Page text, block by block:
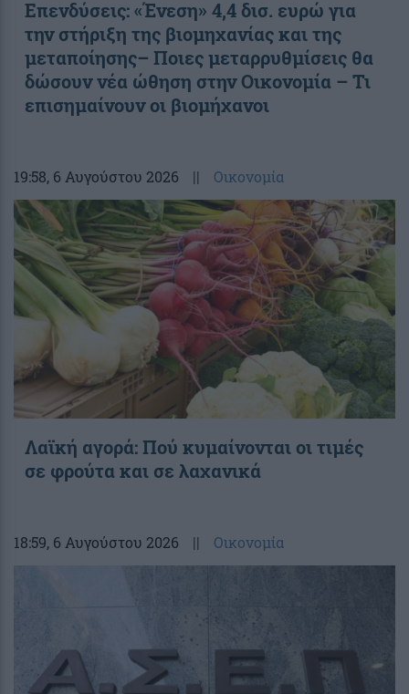
Επενδύσεις: «Ένεση» 4,4 δισ. ευρώ για
την στήριξη της βιομηχανίας και της
μεταποίησης– Ποιες μεταρρυθμίσεις θα
δώσουν νέα ώθηση στην Οικονομία – Τι
επισημαίνουν οι βιομήχανοι
19:58, 6 Αυγούστου 2026 || Οικονομία
Λαϊκή αγορά: Πού κυμαίνονται οι τιμές
σε φρούτα και σε λαχανικά
18:59, 6 Αυγούστου 2026 || Οικονομία